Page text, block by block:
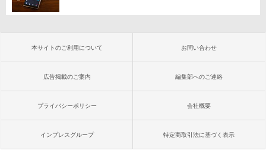
本サイトのご利用について お問い合わせ
広告掲載のご案内 編集部へのご連絡
プライバシーポリシー 会社概要
インプレスグループ 特定商取引法に基づく表示